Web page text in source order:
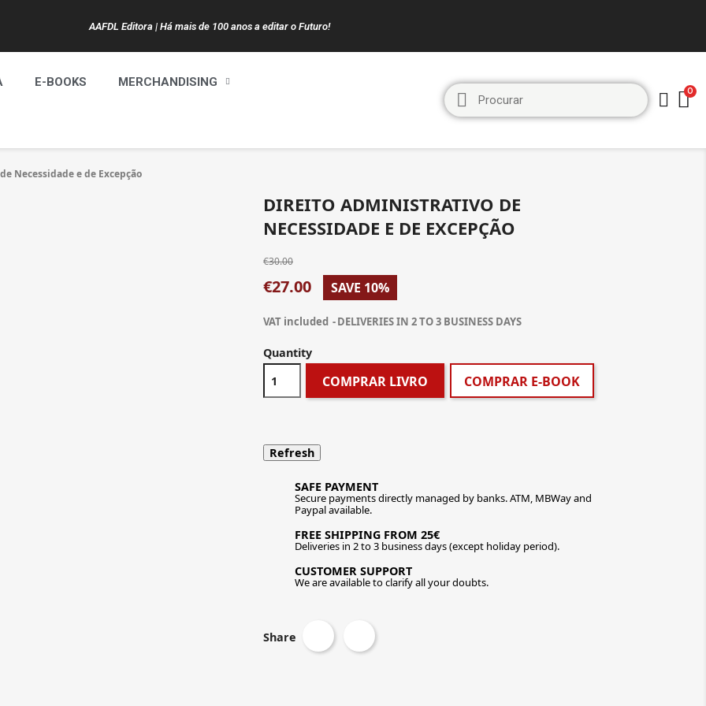
AAFDL Editora | Há mais de 100 anos a editar o Futuro!
E-BOOKS MERCHANDISING
Necessidade e de Excepção
DIREITO ADMINISTRATIVO DE
NECESSIDADE E DE EXCEPÇÃO
€30.00
€27.00 SAVE 10%
VAT included DELIVERIES IN 2 TO 3 BUSINESS DAYS
Quantity
COMPRAR LIVRO COMPRAR E-BOOK
SAFE PAYMENT
Secure payments directly managed by banks. ATM, MBWay and
Paypal available.
FREE SHIPPING FROM 25€
Deliveries in 2 to 3 business days (except holiday period).
CUSTOMER SUPPORT
We are available to clarify all your doubts.
Share